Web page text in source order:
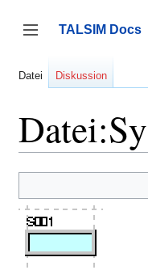
springen
Seitenleiste umschalten
TALSIM Docs
Datei Diskussion